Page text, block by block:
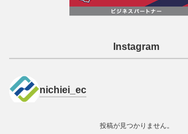
Instagram
nichiei_ec
投稿が見つかりません。